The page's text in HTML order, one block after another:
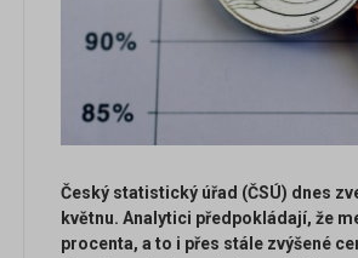
Český statistický úřad (ČSÚ) dnes
květnu. Analytici předpokládají, že
procenta, a to i přes stále zvýšené